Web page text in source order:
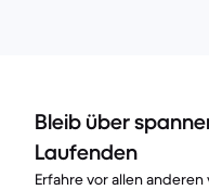
Bleib über
Laufenden
Erfahre vor allen